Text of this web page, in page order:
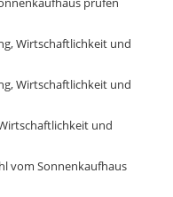
Wirtschaftlichkeit und
Wirtschaftlichkeit und
und
vom Sonnenkaufhaus